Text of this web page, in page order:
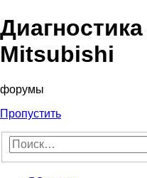
Mitsubishi
форумы
Пропустить